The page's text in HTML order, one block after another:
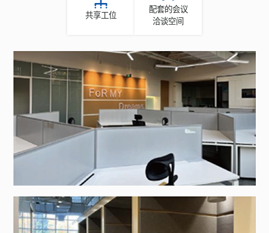
共享工位
配套的会议
洽谈空间